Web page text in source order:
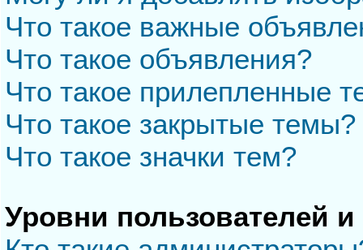
Что такое важные
Что такое объявления?
Что такое прилепленные
Что такое закрытые темы?
Что такое значки тем?
Уровни пользователей